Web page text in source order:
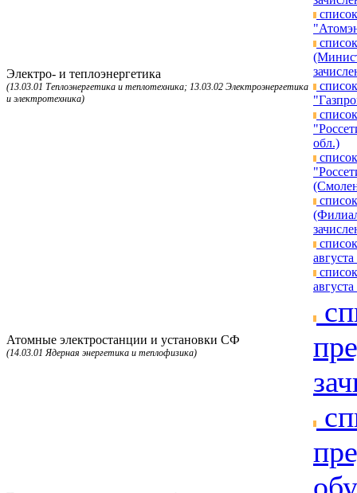
Электро- и теплоэнергетика
(13.03.01 Теплоэнергетика и теплотехника; 13.03.02 Электроэнергетика
и электротехника)
обл.)
Атомные электростанции и установки СФ
(14.03.01 Ядерная энергетика и теплофизика)